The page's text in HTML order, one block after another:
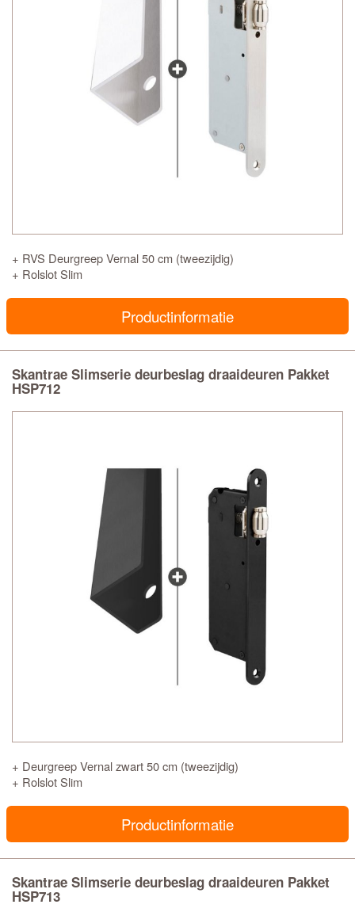
+ RVS Deurgreep Vernal 50 cm (tweezijdig)
+ Rolslot Slim
Productinformatie
Skantrae Slimserie deurbeslag draaideuren Pakket
HSP712
+ Deurgreep Vernal zwart 50 cm (tweezijdig)
+ Rolslot Slim
Productinformatie
Skantrae Slimserie deurbeslag draaideuren Pakket
HSP713